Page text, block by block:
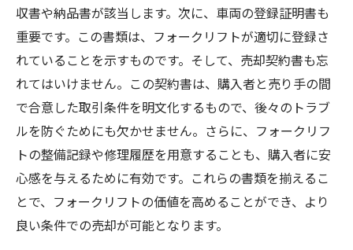
収書や納品書が該当します。次に、車両の登録証明書も
重要です。この書類は、フォークリフトが適切に登録さ
れていることを示すものです。そして、売却契約書も忘
れてはいけません。この契約書は、購入者と売り手の間
で合意した取引条件を明文化するもので、後々のトラブ
ルを防ぐためにも欠かせません。さらに、フォークリフ
トの整備記録や修理履歴を用意することも、購入者に安
心感を与えるために有効です。これらの書類を揃えるこ
とで、フォークリフトの価値を高めることができ、より
良い条件での売却が可能となります。